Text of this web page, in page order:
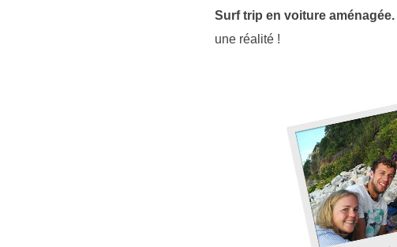
Surf trip en voiture aménagée.
une réalité !